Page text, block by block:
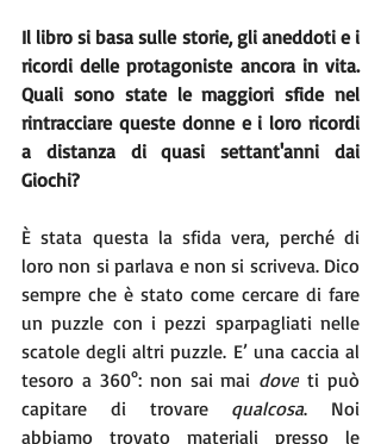
Il libro si basa sulle storie, gli aneddoti e i
ricordi delle protagoniste ancora in vita.
Quali sono state le maggiori sfide nel
rintracciare queste donne e i loro ricordi
a distanza di quasi settant'anni dai
Giochi?
È stata questa la sfida vera, perché di
loro non si parlava e non si scriveva. Dico
sempre che è stato come cercare di fare
un puzzle con i pezzi sparpagliati nelle
scatole degli altri puzzle. E’ una caccia al
tesoro a 360°: non sai mai dove ti può
capitare di trovare qualcosa. Noi
abbiamo trovato materiali presso le